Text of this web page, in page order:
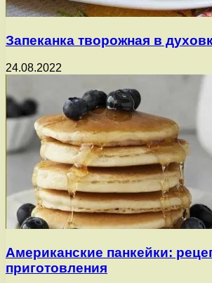
Запеканка творожная в
24.08.2022
Американские панкейки:
приготовления